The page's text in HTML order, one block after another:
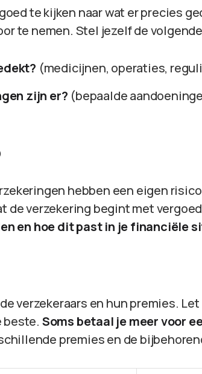
te kijken naar wat er precies
te nemen. Stel jezelf de
(medicijnen, operaties,
zijn er? (bepaalde
hebben een eigen
de verzekering begint met
en hoe dit past in je financiële
verzekeraars en hun premies.
beste. Soms betaal je meer voor
premies en de